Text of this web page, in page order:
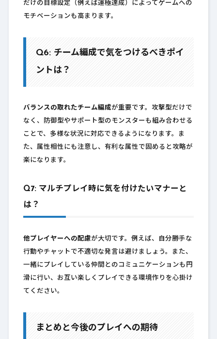
だけの目標設定（例えば運極達成）によってゲームへの
モチベーションも高まります。
Q6: チーム編成で気をつけるべきポイ
ントは？
バランスの取れたチーム編成が重要です。攻撃型だけで
なく、防御型やサポート型のモンスターも組み合わせる
ことで、多様な状況に対応できるようになります。ま
た、属性相性にも注意し、有利な属性で固めると攻略が
楽になります。
Q7: マルチプレイ時に気を付けたいマナーと
は？
他プレイヤーへの配慮が大切です。例えば、自分勝手な
行動やチャットで不適切な発言は避けましょう。また、
一緒にプレイしている仲間とのコミュニケーションも円
滑に行い、お互い楽しくプレイできる環境作りを心掛け
てください。
まとめと今後のプレイへの期待